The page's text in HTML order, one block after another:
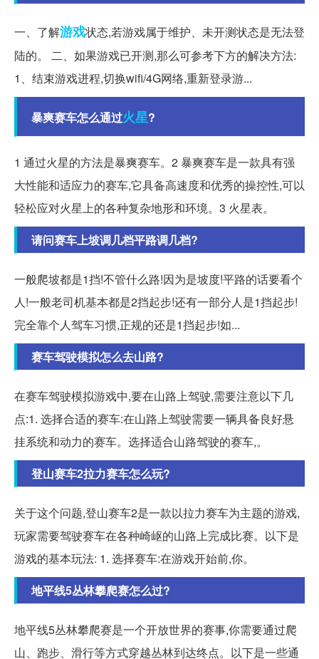
一、了解游戏状态,若游戏属于维护、未开测状态是无法登
陆的。 二、如果游戏已开测,那么可参考下方的解决方法:
1、结束游戏进程,切换wifi/4G网络,重新登录游...
暴爽赛车怎么通过火星?
1 通过火星的方法是暴爽赛车。2 暴爽赛车是一款具有强
大性能和适应力的赛车,它具备高速度和优秀的操控性,可以
轻松应对火星上的各种复杂地形和环境。3 火星表。
请问赛车上坡调几档平路调几档?
一般爬坡都是1挡!不管什么路!因为是坡度!平路的话要看个
人!一般老司机基本都是2挡起步!还有一部分人是1挡起步!
完全靠个人驾车习惯,正规的还是1挡起步!如...
赛车驾驶模拟怎么去山路?
在赛车驾驶模拟游戏中,要在山路上驾驶,需要注意以下几
点:1. 选择合适的赛车:在山路上驾驶需要一辆具备良好悬
挂系统和动力的赛车。选择适合山路驾驶的赛车,。
登山赛车2拉力赛车怎么玩?
关于这个问题,登山赛车2是一款以拉力赛车为主题的游戏,
玩家需要驾驶赛车在各种崎岖的山路上完成比赛。以下是
游戏的基本玩法: 1. 选择赛车:在游戏开始前,你。
地平线5丛林攀爬赛怎么过?
地平线5丛林攀爬赛是一个开放世界的赛事,你需要通过爬
山、跑步、滑行等方式穿越丛林到达终点。以下是一些通